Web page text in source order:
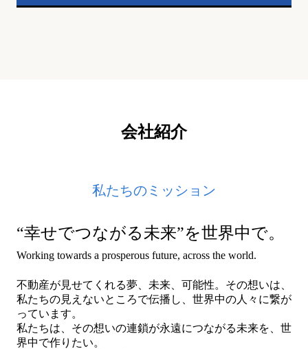
会社紹介
私たちのミッション
“幸せでつながる未来”を世界中で。
Working towards a prosperous future, across the world.
不動産が見せてくれる夢、未来、可能性。その想いは、
私たちの見えないところで伝播し、世界中の人々に繋が
っています。
私たちは、その想いの連鎖が永遠につながる未来を、世
界中で作りたい。